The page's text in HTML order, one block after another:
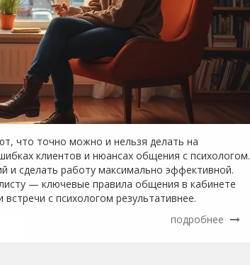
что точно можно и нельзя делать на
клиентов и нюансах общения с психологом.
и сделать работу максимально эффективной.
— ключевые правила общения в кабинете
с психологом результативнее.
подробнее